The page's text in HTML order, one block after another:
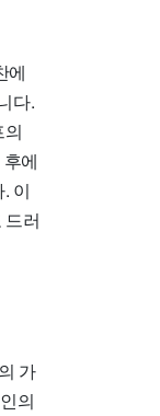
에
다.
에
이
러
가
의